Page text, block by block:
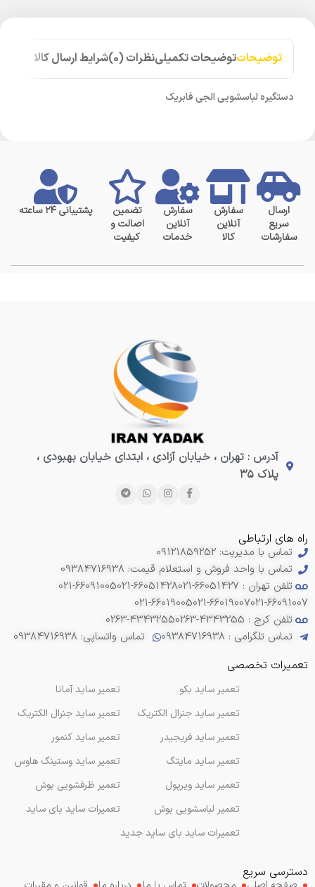
توضیحاتتوضیحات تکمیلینظرات (0) شرایط ارسال کالا
دستگیره لباسشویی الجی فابریک
ارسال
سریع
سفارشات
سفارش
آنلاین
کالا
سفارش
آنلاین
خدمات
تضمین
اصالت و
کیفیت
پشتیبانی ۲۴ ساعته
آدرس : تهران ، خیابان آزادی ، ابتدای خیابان بهبودی ،
پلاک ۳۵
راه های ارتباطی
تماس با مدیریت: 09121859252
تماس با واحد فروش و استعلام قیمت: 09384716938
تلفن تهران : 66051427-021
021-66051428
021-66091005
021-66091007
021-66019007
021-66019005
تلفن کرج : 4343255-0263
0263-4343255
تماس تلگرامی : 09384716938
تماس واتساپی: 09384716938
تعمیرات تخصصی
تعمیر ساید آمانا
تعمیر ساید جنرال الکتریک
تعمیر ساید کنمور
تعمیر ساید وستینگ هاوس
تعمیر ظرفشویی بوش
تعمیرات ساید بای ساید
تعمیر ساید بکو
تعمیر ساید جنرال الکتریک
تعمیر ساید فریجیدر
تعمیر ساید مایتگ
تعمیر ساید ویرپول
تعمیر لباسشویی بوش
تعمیرات ساید بای ساید جدید
دسترسی سریع